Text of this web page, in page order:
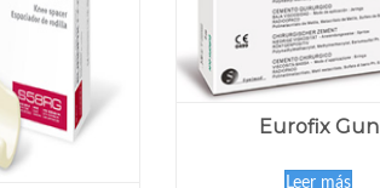
Eurofix Gun
Leer más